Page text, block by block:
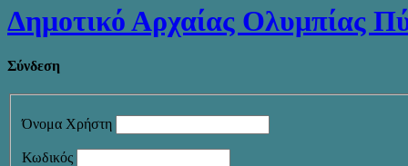
Δημοτικό Αρχαίας Ολυμπίας
Σύνδεση
Όνομα Χρήστη
Κωδικός